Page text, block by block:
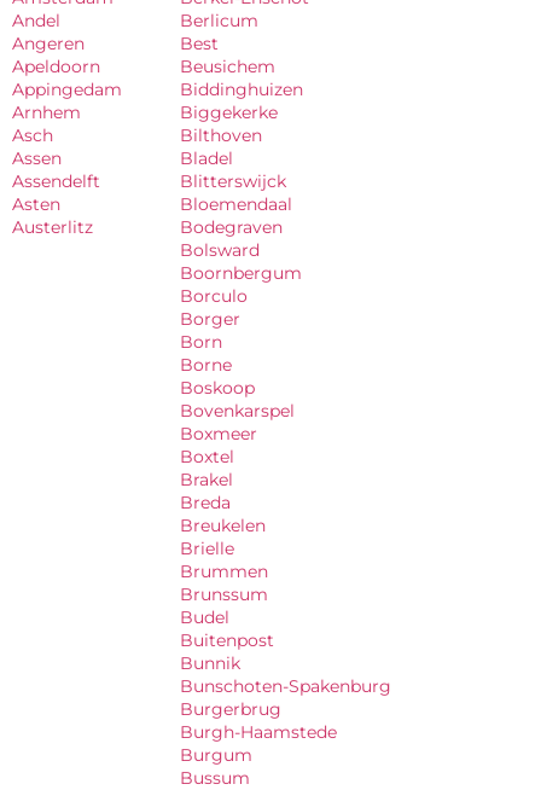
Andel
Angeren
Apeldoorn
Appingedam
Arnhem
Asch
Assen
Assendelft
Asten
Austerlitz
Berlicum
Best
Beusichem
Biddinghuizen
Biggekerke
Bilthoven
Bladel
Blitterswijck
Bloemendaal
Bodegraven
Bolsward
Boornbergum
Borculo
Borger
Born
Borne
Boskoop
Bovenkarspel
Boxmeer
Boxtel
Brakel
Breda
Breukelen
Brielle
Brummen
Brunssum
Budel
Buitenpost
Bunnik
Bunschoten-Spakenburg
Burgerbrug
Burgh-Haamstede
Burgum
Bussum